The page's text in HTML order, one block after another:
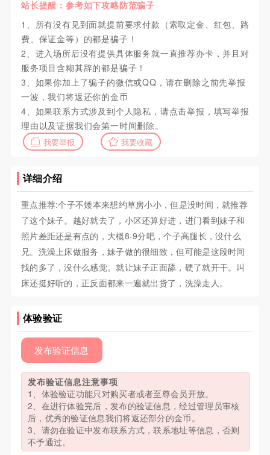
站长提醒：参考如下攻略防范骗子
1、所有没有见到面就提前要求付款（索取定金、红包、路
费、保证金等）的都是骗子！
2、进入场所后没有提供具体服务就一直推荐办卡，并且对
服务项目含糊其辞的都是骗子！
3、如果你加上了骗子的微信或QQ，请在删除之前先举报
一波，我们将返还你的金币
4、如果联系方式涉及到个人隐私，请点击举报，填写举报
理由以及证据我们会第一时间删除。
我要举报 我要收藏
详细介绍
重点推荐:个子不矮本来想约草房小小，但是没时间，就推荐
了这个妹子。越好就去了，小区还算好进，进门看到妹子和
照片差距还是有点的，大概8-9分吧，个子高腿长，没什么
兄。洗澡上床做服务，妹子做的很细致，但可能是这段时间
找的多了，没什么感觉。就让妹子正面舔，硬了就开干。叫
床还挺好听的，正反面都来一遍就出货了，洗澡走人。
体验验证
发布验证信息
发布验证信息注意事项
1、体验验证功能只对购买者或者至尊会员开放。
2、在进行体验完后，发布的验证信息，经过管理员审核
后，优秀的验证信息我们将返还部分的金币。
3、请勿在验证中发布联系方式，联系地址等信息，否则
不予通过。